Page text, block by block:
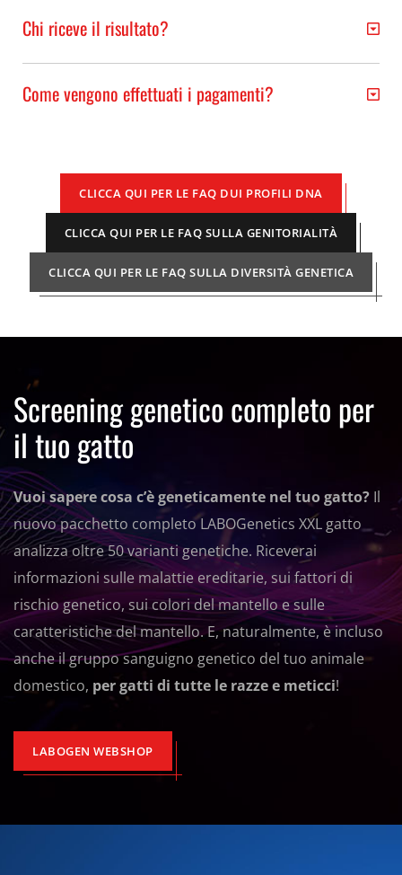
Chi riceve il risultato?
Come vengono effettuati i pagamenti?
CLICCA QUI PER LE FAQ DUI PROFILI DNA
CLICCA QUI PER LE FAQ SULLA GENITORIALITÀ
CLICCA QUI PER LE FAQ SULLA DIVERSITÀ GENETICA
Screening genetico completo per
il tuo gatto
Vuoi sapere cosa c’è geneticamente nel tuo gatto? Il
nuovo pacchetto completo LABOGenetics XXL gatto
analizza oltre 50 varianti genetiche. Riceverai
informazioni sulle malattie ereditarie, sui fattori di
rischio genetico, sui colori del mantello e sulle
caratteristiche del mantello. E, naturalmente, è incluso
anche il gruppo sanguigno genetico del tuo animale
domestico, per gatti di tutte le razze e meticci!
LABOGEN WEBSHOP